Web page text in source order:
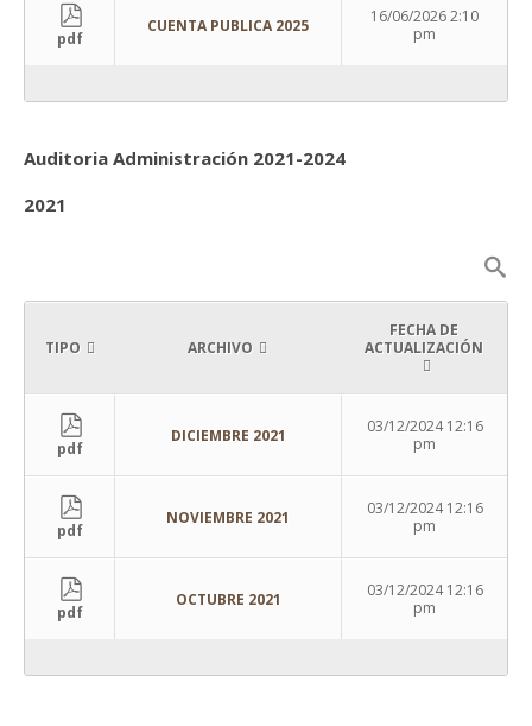
pdf
CUENTA PUBLICA 2025
16/06/2026 2:10
pm
Auditoria Administración 2021-2024
2021
TIPO ARCHIVO
FECHA DE
ACTUALIZACIÓN
pdf
DICIEMBRE 2021
03/12/2024 12:16
pm
pdf
NOVIEMBRE 2021
03/12/2024 12:16
pm
pdf
OCTUBRE 2021
03/12/2024 12:16
pm